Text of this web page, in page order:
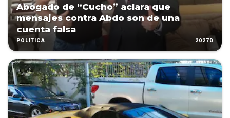
Abogado de “Cucho” aclara que
mensajes contra Abdo son de una
cuenta falsa
POLÍTICA 2027D